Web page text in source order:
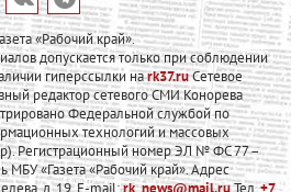
«Рабочий край».
допускается только при соблюдении
гиперссылки наrk37.ruСетевое
редактор сетевого СМИ Конорева
Федеральной службой по
технологий и массовых
Регистрационный номер ЭЛ № ФС 77 –
МБУ «Газета «Рабочий край». Адрес
д. 19. E-mail:rk_news@mail.ruТел.+7